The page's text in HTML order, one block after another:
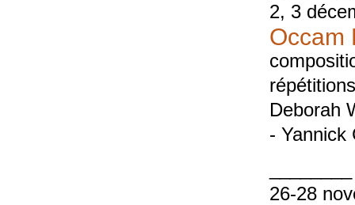
2, 3
Occam
répétitions
Deborah
- Yannick
26-28